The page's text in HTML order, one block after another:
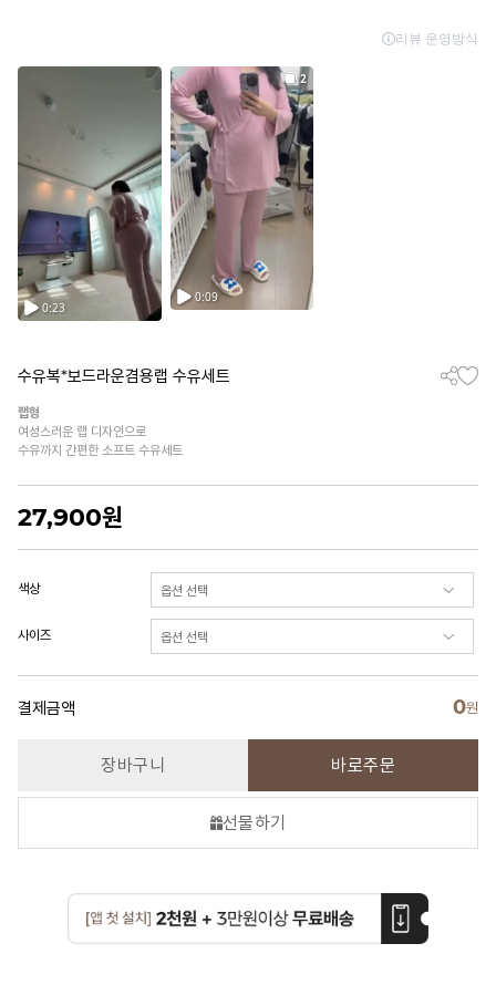
수유복*보드라운겸용랩 수유세트
랩형
여성스러운 랩 디자인으로
수유까지 간편한 소프트 수유세트
27,900원
색상
사이즈
결제금액 0원
장바구니 바로주문
선물하기